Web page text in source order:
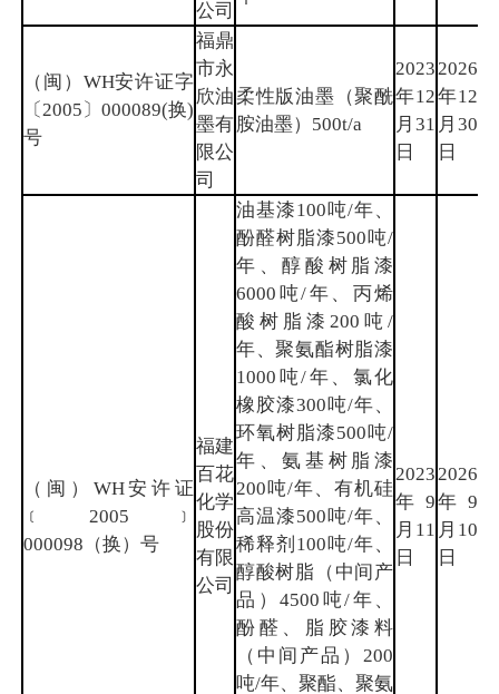
公司
（闽）WH安许证字
〔2005〕000089(换)
号
福鼎
市永
欣油
墨有
限公
司
柔性版油墨（聚酰
胺油墨）500t/a
2023
年12
月31
日
2026
年12
月30
日
（闽）WH安许证
﹝2005﹞
000098（换）号
福建
百花
化学
股份
有限
公司
油基漆100吨/年、
酚醛树脂漆500吨/
年、醇酸树脂漆
6000吨/年、丙烯
酸树脂漆200吨/
年、聚氨酯树脂漆
1000吨/年、氯化
橡胶漆300吨/年、
环氧树脂漆500吨/
年、氨基树脂漆
200吨/年、有机硅
高温漆500吨/年、
稀释剂100吨/年、
醇酸树脂（中间产
品）4500吨/年、
酚醛、脂胶漆料
（中间产品）200
吨/年、聚酯、聚氨
2023
年9
月11
日
2026
年9
月10
日